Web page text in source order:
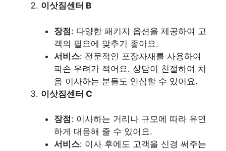
이삿짐센터 B
장점: 다양한 패키지 옵션을 제공하여 고
객의 필요에 맞추기 좋아요.
서비스: 전문적인 포장자재를 사용하여
파손 우려가 적어요. 상담이 친절하여 처
음 이사하는 분들도 안심할 수 있어요.
이삿짐센터 C
장점 : 이사하는 거리나 규모에 따라 유연
하게 대응해 줄 수 있어요.
서비스: 이사 후에도 고객을 신경 써주는